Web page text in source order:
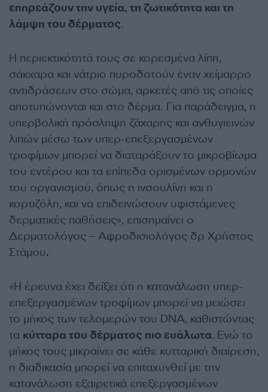
επηρεάζουν την υγεία, τη ζωτικότητα και τη
λάμψη του δέρματος.
Η περιεκτικότητά τους σε κορεσμένα λίπη,
σάκχαρα και νάτριο πυροδοτούν έναν χείμαρρο
αντιδράσεων στο σώμα, αρκετές από τις οποίες
αποτυπώνονται και στο δέρμα. Για παράδειγμα, η
υπερβολική πρόσληψη ζάχαρης και ανθυγιεινών
λιπών μέσω των υπερ-επεξεργασμένων
τροφίμων μπορεί να διαταράξουν το μικροβίωμα
του εντέρου και τα επίπεδα ορισμένων ορμονών
του οργανισμού, όπως η ινσουλίνη και η
κορτιζόλη, και να επιδεινώσουν υφιστάμενες
δερματικές παθήσεις», επισημαίνει ο
Δερματολόγος – Αφροδισιολόγος δρ Χρήστος
Στάμου.
«Η έρευνα έχει δείξει ότι η κατανάλωση υπερ-
επεξεργασμένων τροφίμων μπορεί να μειώσει
το μήκος των τελομερών του DNA, καθιστώντας
τα κύτταρα του δέρματος πιο ευάλωτα. Ενώ το
μήκος τους μικραίνει σε κάθε κυτταρική διαίρεση,
η διαδικασία μπορεί να επιταχυνθεί με την
κατανάλωση εξαιρετικά επεξεργασμένων